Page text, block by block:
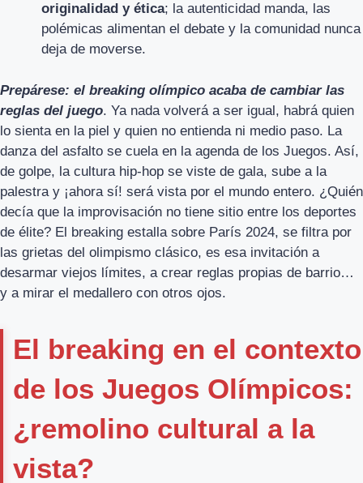
originalidad y ética; la autenticidad manda, las
polémicas alimentan el debate y la comunidad nunca
deja de moverse.
Prepárese: el breaking olímpico acaba de cambiar las
reglas del juego. Ya nada volverá a ser igual, habrá quien
lo sienta en la piel y quien no entienda ni medio paso. La
danza del asfalto se cuela en la agenda de los Juegos. Así,
de golpe, la cultura hip-hop se viste de gala, sube a la
palestra y ¡ahora sí! será vista por el mundo entero. ¿Quién
decía que la improvisación no tiene sitio entre los deportes
de élite? El breaking estalla sobre París 2024, se filtra por
las grietas del olimpismo clásico, es esa invitación a
desarmar viejos límites, a crear reglas propias de barrio…
y a mirar el medallero con otros ojos.
El breaking en el contexto
de los Juegos Olímpicos:
¿remolino cultural a la
vista?